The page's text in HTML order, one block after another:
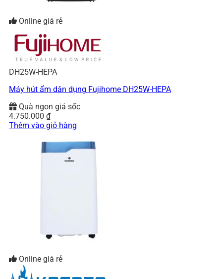
Online giá rẻ
DH25W-HEPA
Máy hút ẩm dân dụng Fujihome DH25W-HEPA
Quà ngon giá sốc
4.750.000 ₫
Thêm vào giỏ hàng
Online giá rẻ